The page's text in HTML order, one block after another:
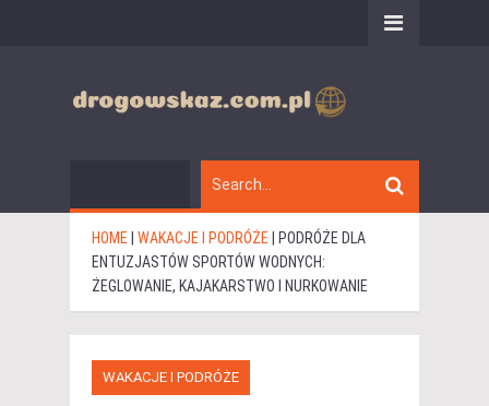
HOME WAKACJE I PODRÓŻE
PODRÓŻE DLA
ENTUZJASTÓW SPORTÓW WODNYCH:
ŻEGLOWANIE, KAJAKARSTWO I NURKOWANIE
WAKACJE I PODRÓŻE